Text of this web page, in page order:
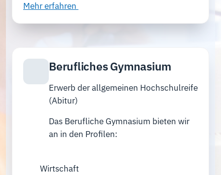
Mehr erfahren
Berufliches Gymnasium
Erwerb der allgemeinen Hochschulreife
(Abitur)
Das Berufliche Gymnasium bieten wir
an in den Profilen:
Wirtschaft